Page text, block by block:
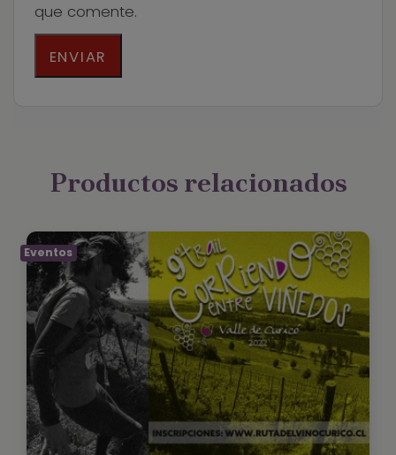
que comente.
Productos relacionados
Eventos